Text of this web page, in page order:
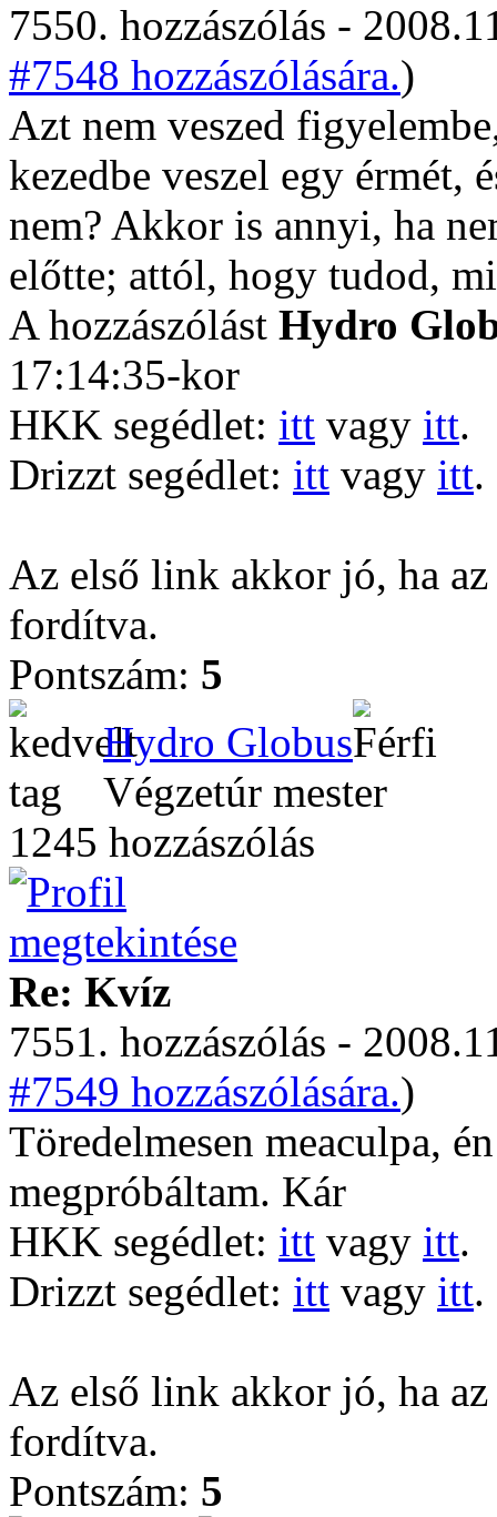
7550. hozzászólás -
#7548 hozzászólására.)
Azt nem veszed
kezedbe veszel egy érmét,
nem? Akkor is annyi, ha
előtte; attól, hogy tudod,
A hozzászólást Hydro
17:14:35-kor
HKK segédlet: itt vagy itt.
Drizzt segédlet: itt vagy itt.
Az első link akkor jó, ha
fordítva.
Pontszám: 5
Hydro Globus
Végzetúr mester
1245 hozzászólás
Re: Kvíz
7551. hozzászólás -
#7549 hozzászólására.)
Töredelmesen meaculpa,
megpróbáltam. Kár
HKK segédlet: itt vagy itt.
Drizzt segédlet: itt vagy itt.
Az első link akkor jó, ha
fordítva.
Pontszám: 5